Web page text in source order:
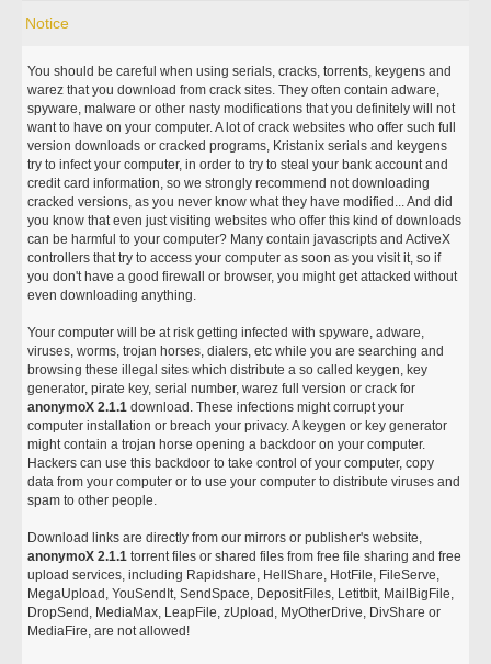
Notice
You should be careful when using serials, cracks, torrents, keygens and
warez that you download from crack sites. They often contain adware,
spyware, malware or other nasty modifications that you definitely will not
want to have on your computer. A lot of crack websites who offer such full
version downloads or cracked programs, Kristanix serials and keygens
try to infect your computer, in order to try to steal your bank account and
credit card information, so we strongly recommend not downloading
cracked versions, as you never know what they have modified... And did
you know that even just visiting websites who offer this kind of downloads
can be harmful to your computer? Many contain javascripts and ActiveX
controllers that try to access your computer as soon as you visit it, so if
you don't have a good firewall or browser, you might get attacked without
even downloading anything.
Your computer will be at risk getting infected with spyware, adware,
viruses, worms, trojan horses, dialers, etc while you are searching and
browsing these illegal sites which distribute a so called keygen, key
generator, pirate key, serial number, warez full version or crack for
anonymoX 2.1.1 download. These infections might corrupt your
computer installation or breach your privacy. A keygen or key generator
might contain a trojan horse opening a backdoor on your computer.
Hackers can use this backdoor to take control of your computer, copy
data from your computer or to use your computer to distribute viruses and
spam to other people.
Download links are directly from our mirrors or publisher's website,
anonymoX 2.1.1 torrent files or shared files from free file sharing and free
upload services, including Rapidshare, HellShare, HotFile, FileServe,
MegaUpload, YouSendIt, SendSpace, DepositFiles, Letitbit, MailBigFile,
DropSend, MediaMax, LeapFile, zUpload, MyOtherDrive, DivShare or
MediaFire, are not allowed!